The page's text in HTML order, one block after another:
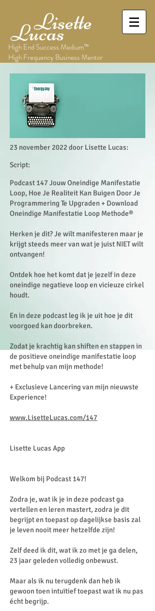
Lisette
Lucas
High End Success Medium™
High Frequency Business Mentor
23 november 2022 door Lisette Lucas:
Script:
Podcast 147 Jouw Oneindige Manifestatie
Loop, Hoe Je Realiteit Kan Buigen Door Je
Programmering Te Upgraden + Download
Oneindige Manifestatie Loop Methode®
Herken je dit? Je wilt manifesteren maar je
krijgt steeds meer van wat je juist NIET wilt
ontvangen!
Ontdek hoe het komt dat je jezelf in deze
oneindige negatieve loop en vicieuze cirkel
houdt.
En in deze podcast leg ik je uit hoe je dit
voorgoed kan doorbreken.
Zodat je krachtig kan shiften en stappen in
de positieve oneindige manifestatie loop
met behulp van mijn methode!
+ Exclusieve Lancering van mijn nieuwste
Experience!
www.LisetteLucas.com/147
Lisette Lucas App
Welkom bij Podcast 147!
Zodra je, wat ik je in deze podcast ga
vertellen en leren mastert, zodra je dit
begrijpt en toepast op dagelijkse basis zal
je leven nooit meer hetzelfde zijn!
Zelf deed ik dit, wat ik zo met je ga delen,
23 jaar geleden volledig onbewust.
Maar als ik nu terugdenk dan heb ik
gewoon toen intuïtief toepast wat ik nu pas
écht begrijp.